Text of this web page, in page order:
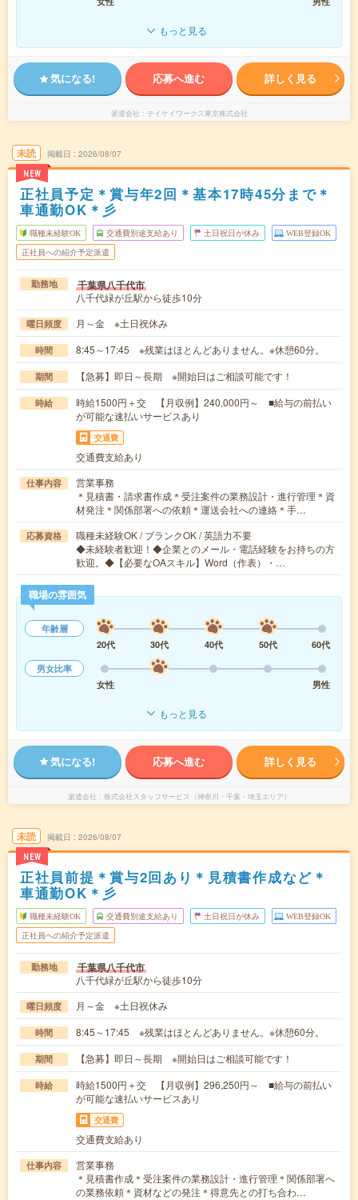
もっと見る
気になる! 応募へ進む 詳しく見る
派遣会社 テイケイワークス東京株式会社
未読
NEW
掲載日 2026/08/07
正社員予定＊賞与年2回＊基本17時45分まで＊
車通勤OK＊彡
職種未経験OK 交通費別途支給あり 土日祝日が休み WEB登録OK
正社員への紹介予定派遣
勤務地 千葉県八千代市
八千代緑が丘駅から徒歩10分
曜日頻度 月～金 ※土日祝休み
時間 8:45～17:45 ※残業はほとんどありません。※休憩60分。
期間 【急募】即日～長期 ※開始日はご相談可能です！
時給
時給1500円＋交 【月収例】240,000円～ ■給与の前払い
が可能な速払いサービスあり
交通費
交通費支給あり
仕事内容
営業事務
＊見積書・請求書作成＊受注案件の業務設計・進行管理＊資
材発注＊関係部署への依頼＊運送会社への連絡＊手…
応募資格
職種未経験OK / ブランクOK / 英語力不要
◆未経験者歓迎！◆企業とのメール・電話経験をお持ちの方
歓迎。◆【必要なOAスキル】Word（作表）・…
職場の雰囲気
年齢層
20代
30代 40代 50代
60代
男女比率
女性
男性
もっと見る
気になる! 応募へ進む 詳しく見る
派遣会社 株式会社スタッフサービス（神奈川・千葉・埼玉エリア）
未読
NEW
掲載日 2026/08/07
正社員前提＊賞与2回あり＊見積書作成など＊
車通勤OK＊彡
職種未経験OK 交通費別途支給あり 土日祝日が休み WEB登録OK
正社員への紹介予定派遣
勤務地 千葉県八千代市
八千代緑が丘駅から徒歩10分
曜日頻度 月～金 ※土日祝休み
時間 8:45～17:45 ※残業はほとんどありません。※休憩60分。
期間 【急募】即日～長期 ※開始日はご相談可能です！
時給
時給1500円＋交 【月収例】296,250円～ ■給与の前払い
が可能な速払いサービスあり
交通費
交通費支給あり
仕事内容
営業事務
＊見積書作成＊受注案件の業務設計・進行管理＊関係部署へ
の業務依頼＊資材などの発注＊得意先との打ち合わ…